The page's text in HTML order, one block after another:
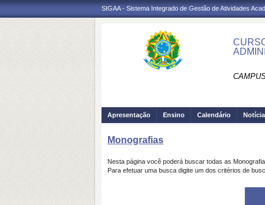
SIGAA - Sistema Integrado de Gestão de Atividades
Apresentação Ensino Calendário
Monografias
Nesta página você poderá buscar todas as
Para efetuar uma busca digite um dos critérios de